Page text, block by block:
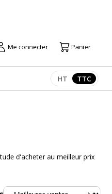
Me connecter Panier
Afficher les
HT TTC
d'acheter au meilleur prix
Trier